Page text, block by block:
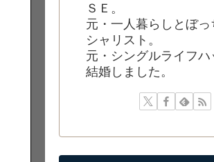
ＳＥ。
元・一人暮らしとぼ
シャリスト。
元・シングルライフハ
結婚しました。